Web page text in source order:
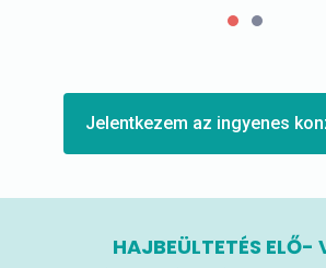
Jelentkezem az ingyenes
HAJBEÜLTETÉS ELŐ-